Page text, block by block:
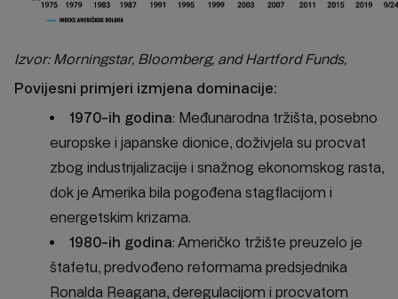
Izvor: Morningstar, Bloomberg, and Hartford Funds,
Povijesni primjeri izmjena dominacije:
1970-ih godina: Međunarodna tržišta, posebno
europske i japanske dionice, doživjela su procvat
zbog industrijalizacije i snažnog ekonomskog rasta,
dok je Amerika bila pogođena stagflacijom i
energetskim krizama.
1980-ih godina: Američko tržište preuzelo je
štafetu, predvođeno reformama predsjednika
Ronalda Reagana, deregulacijom i procvatom